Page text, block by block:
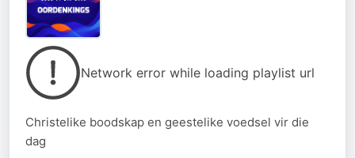
Network error while loading playlist url
Christelike boodskap en geestelike voedsel vir die
dag